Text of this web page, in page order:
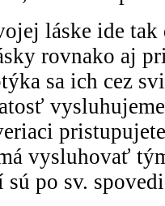
láske ide tak
rovnako aj
sa ich cez
vysluhovať
sú po sv.